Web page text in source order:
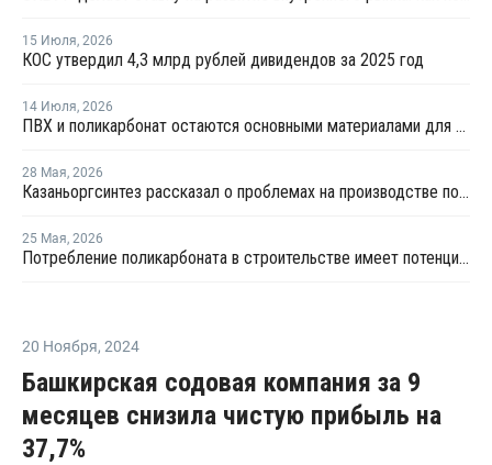
15 Июля, 2026
КОС утвердил 4,3 млрд рублей дивидендов за 2025 год
14 Июля, 2026
ПВХ и поликарбонат остаются основными материалами для производства банковских карт
28 Мая, 2026
Казаньоргсинтез рассказал о проблемах на производстве поликарбоната
25 Мая, 2026
Потребление поликарбоната в строительстве имеет потенциал роста в России до 20% - СИБУР
20 Ноября, 2024
Башкирская содовая компания за 9
месяцев снизила чистую прибыль на
37,7%